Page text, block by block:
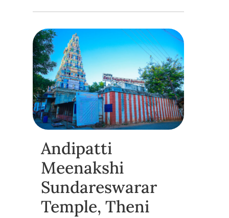
Andipatti
Meenakshi
Sundareswarar
Temple, Theni